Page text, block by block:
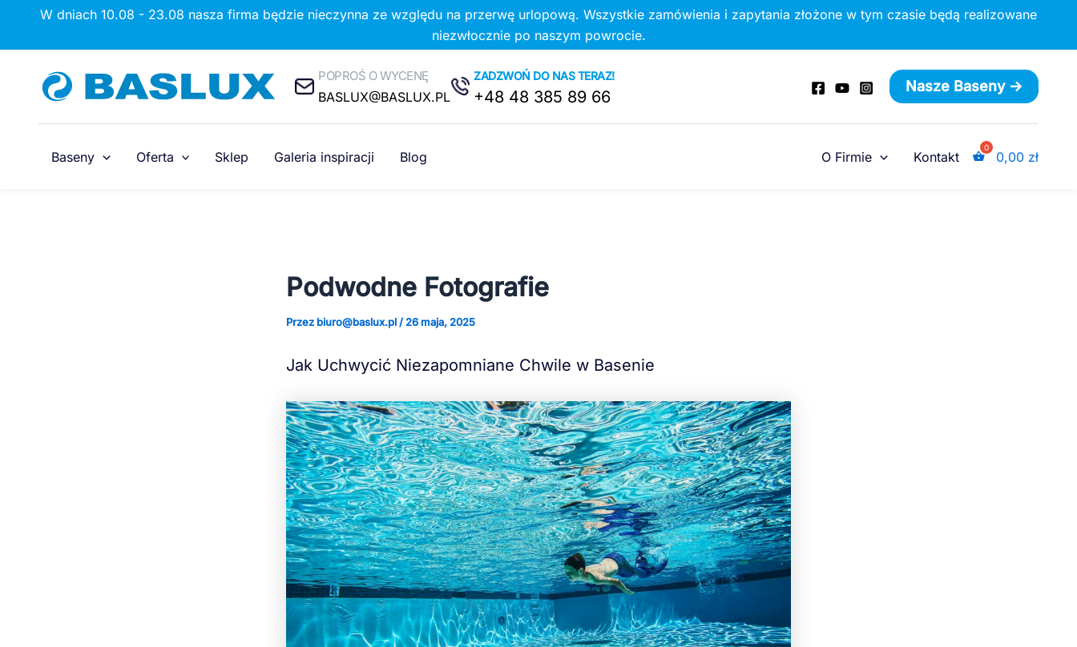
Przejdź
treści
W dniach 10.08 - 23.08 nasza firma będzie nieczynna ze względu na przerwę urlopową. Wszystkie zamówienia i zapytania złożone w tym czasie będą realizowane
niezwłocznie po naszym powrocie.
ZADZWOŃ DO NAS TERAZ!
+48 48 385 89 66
POPROŚ O WYCENĘ
BASLUX@BASLUX.PL
Nasze Baseny ->
Baseny Oferta Sklep Galeria inspiracji Blog O Firmie Kontakt 0,00 zł
Podwodne Fotografie
Przez biuro@baslux.pl / 26 maja, 2025
Jak Uchwycić Niezapomniane Chwile w Basenie
Post